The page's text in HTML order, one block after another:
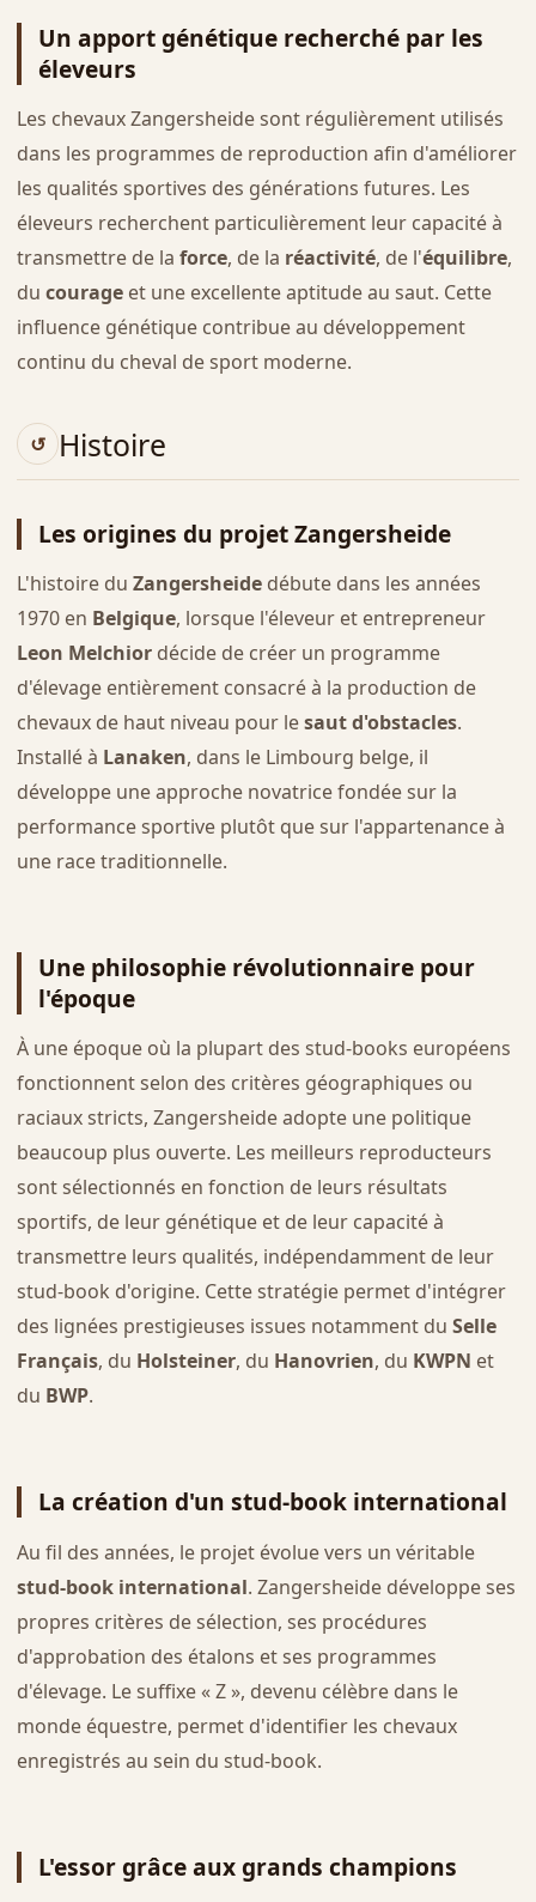
Un apport génétique recherché par les
éleveurs
Les chevaux Zangersheide sont régulièrement utilisés
dans les programmes de reproduction afin d'améliorer
les qualités sportives des générations futures. Les
éleveurs recherchent particulièrement leur capacité à
transmettre de la force, de la réactivité, de l'équilibre,
du courageet une excellente aptitude au saut. Cette
influence génétique contribue au développement
continu du cheval de sport moderne.
Histoire
Les origines du projet Zangersheide
L'histoire du Zangersheidedébute dans les années
1970 en Belgique, lorsque l'éleveur et entrepreneur
Leon Melchiordécide de créer un programme
d'élevage entièrement consacré à la production de
chevaux de haut niveau pour lesaut d'obstacles.
Installé à Lanaken, dans le Limbourg belge, il
développe une approche novatrice fondée sur la
performance sportive plutôt que sur l'appartenance à
une race traditionnelle.
Une philosophie révolutionnaire pour
l'époque
À une époque où la plupart des stud-books européens
fonctionnent selon des critères géographiques ou
raciaux stricts, Zangersheide adopte une politique
beaucoup plus ouverte. Les meilleurs reproducteurs
sont sélectionnés en fonction de leurs résultats
sportifs, de leur génétique et de leur capacité à
transmettre leurs qualités, indépendamment de leur
stud-book d'origine. Cette stratégie permet d'intégrer
des lignées prestigieuses issues notamment du Selle
Français, du Holsteiner, du Hanovrien, du KWPN et
du BWP.
La création d'un stud-book international
Au fil des années, le projet évolue vers un véritable
stud-book international. Zangersheide développe ses
propres critères de sélection, ses procédures
d'approbation des étalons et ses programmes
d'élevage. Le suffixe « Z », devenu célèbre dans le
monde équestre, permet d'identifier les chevaux
enregistrés au sein du stud-book.
L'essor grâce aux grands champions